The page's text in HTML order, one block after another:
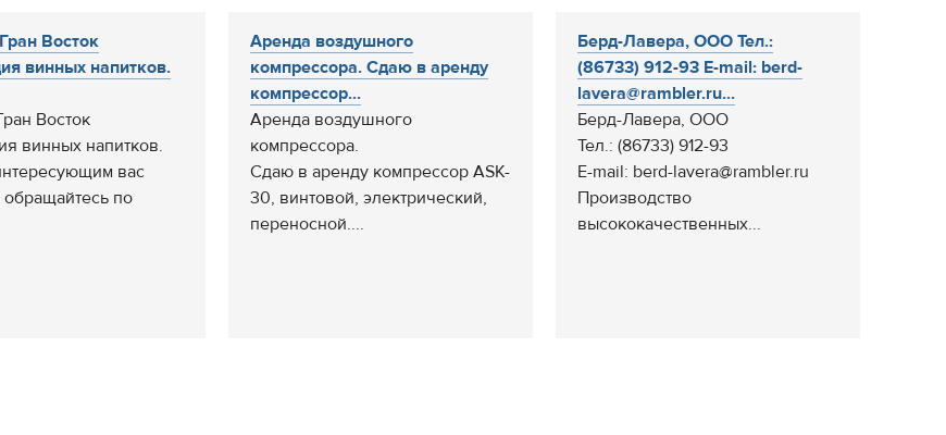
Восток
винных напитков.
Восток
винных напитков.
вас
по
Аренда воздушного
компрессора. Сдаю в аренду
компрессор...
Аренда воздушного
компрессора.
Сдаю в аренду компрессор ASK-
30, винтовой, электрический,
переносной....
Берд-Лавера, ООО Тел.:
(86733) 912-93 E-mail: berd-
lavera@rambler.ru...
Берд-Лавера, ООО
Тел.: (86733) 912-93
E-mail: berd-lavera@rambler.ru
Производство
высококачественных...